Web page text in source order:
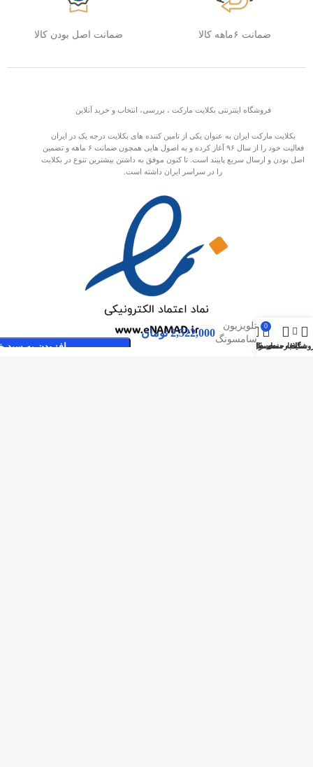
ضمانت ۶ماهه کالا ضمانت اصل بودن کالا
فروشگاه اینترنتی بکلایت مارکت ، بررسی، انتخاب و خرید آنلاین
بکلایت مارکت ایران به عنوان یکی از تامین کننده های بکلایت درجه یک در ایران
فعالیت خود را از سال ۹۶ آغاز کرده و به اصول هایی همچون ضمانت ۶ ماهه و تضمین
اصل بودن و ارسال سریع پایبند است. تا کنون موفق به داشتن بیشترین تنوع در بکلایت
را در سراسر ایران داشته است.
تلویزیون
سامسونگ
65NU
2,522,000 تومان
افزودن به سبد سایدبار
علاقه مندی ها
0
محصول
حساب کاربری من